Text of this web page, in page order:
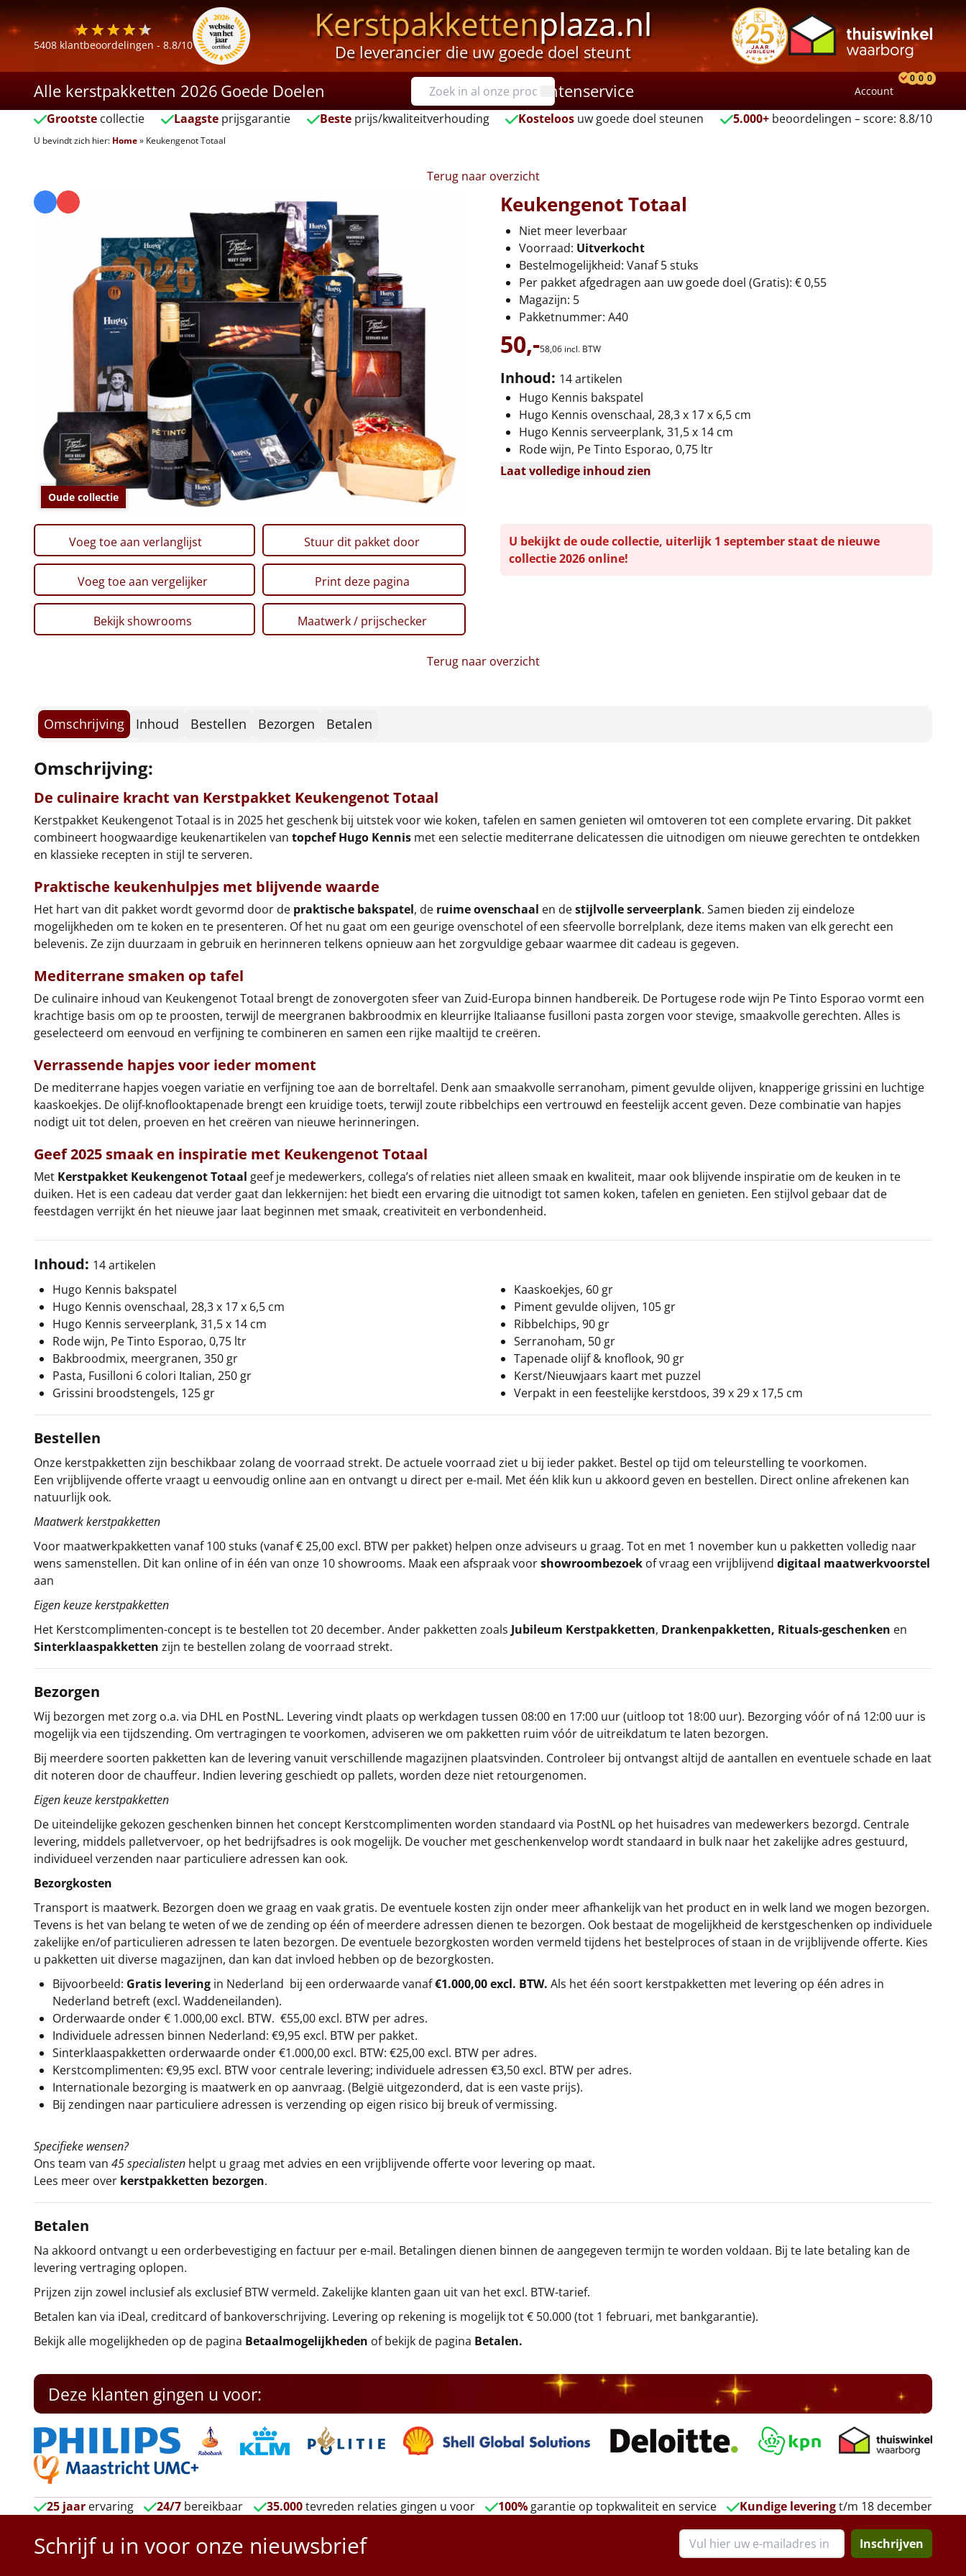
5408 klantbeoordelingen - 8.8/10 Kerstpakkettenplaza.nl
De leverancier die uw goede doel steunt
Alle kerstpakketten 2026 Goede Doelen Klantenservice Account
0 0 0
Grootste collectie Laagsteprijsgarantie Besteprijs/kwaliteitverhouding Kosteloos uw goede doel steunen 5.000+ beoordelingen – score: 8.8/10
U bevindt zich hier: Home» Keukengenot Totaal
Terug naar overzicht
Oude collectie
Keukengenot Totaal
Niet meer leverbaar
Voorraad: Uitverkocht
Bestelmogelijkheid: Vanaf 5 stuks
Per pakket afgedragen aan uw goede doel (Gratis): € 0,55
Magazijn: 5
Pakketnummer: A40
50,-58,06 incl. BTW
Inhoud: 14 artikelen
Hugo Kennis bakspatel
Hugo Kennis ovenschaal, 28,3 x 17 x 6,5 cm
Hugo Kennis serveerplank, 31,5 x 14 cm
Rode wijn, Pe Tinto Esporao, 0,75 ltr
Laat volledige inhoud zien
Voeg toe aan verlanglijst Stuur dit pakket door
Voeg toe aan vergelijker Print deze pagina
Bekijk showrooms Maatwerk / prijschecker
U bekijkt de oude collectie, uiterlijk 1 september staat de nieuwe
collectie 2026 online!
Terug naar overzicht
Omschrijving Inhoud Bestellen Bezorgen Betalen
Omschrijving:
De culinaire kracht van Kerstpakket Keukengenot Totaal
Kerstpakket Keukengenot Totaal is in 2025 het geschenk bij uitstek voor wie koken, tafelen en samen genieten wil omtoveren tot een complete ervaring. Dit pakket
combineert hoogwaardige keukenartikelen van topchef Hugo Kennis met een selectie mediterrane delicatessen die uitnodigen om nieuwe gerechten te ontdekken
en klassieke recepten in stijl te serveren.
Praktische keukenhulpjes met blijvende waarde
Het hart van dit pakket wordt gevormd door de praktische bakspatel, de ruime ovenschaal en destijlvolle serveerplank. Samen bieden zij eindeloze
mogelijkheden om te koken en te presenteren. Of het nu gaat om een geurige ovenschotel of een sfeervolle borrelplank, deze items maken van elk gerecht een
belevenis. Ze zijn duurzaam in gebruik en herinneren telkens opnieuw aan het zorgvuldige gebaar waarmee dit cadeau is gegeven.
Mediterrane smaken op tafel
De culinaire inhoud van Keukengenot Totaal brengt de zonovergoten sfeer van Zuid-Europa binnen handbereik. De Portugese rode wijn Pe Tinto Esporao vormt een
krachtige basis om op te proosten, terwijl de meergranen bakbroodmix en kleurrijke Italiaanse fusilloni pasta zorgen voor stevige, smaakvolle gerechten. Alles is
geselecteerd om eenvoud en verfijning te combineren en samen een rijke maaltijd te creëren.
Verrassende hapjes voor ieder moment
De mediterrane hapjes voegen variatie en verfijning toe aan de borreltafel. Denk aan smaakvolle serranoham, piment gevulde olijven, knapperige grissini en luchtige
kaaskoekjes. De olijf-knoflooktapenade brengt een kruidige toets, terwijl zoute ribbelchips een vertrouwd en feestelijk accent geven. Deze combinatie van hapjes
nodigt uit tot delen, proeven en het creëren van nieuwe herinneringen.
Geef 2025 smaak en inspiratie met Keukengenot Totaal
Met Kerstpakket Keukengenot Totaal geef je medewerkers, collega’s of relaties niet alleen smaak en kwaliteit, maar ook blijvende inspiratie om de keuken in te
duiken. Het is een cadeau dat verder gaat dan lekkernijen: het biedt een ervaring die uitnodigt tot samen koken, tafelen en genieten. Een stijlvol gebaar dat de
feestdagen verrijkt én het nieuwe jaar laat beginnen met smaak, creativiteit en verbondenheid.
Inhoud: 14 artikelen
Hugo Kennis bakspatel
Hugo Kennis ovenschaal, 28,3 x 17 x 6,5 cm
Hugo Kennis serveerplank, 31,5 x 14 cm
Rode wijn, Pe Tinto Esporao, 0,75 ltr
Bakbroodmix, meergranen, 350 gr
Pasta, Fusilloni 6 colori Italian, 250 gr
Grissini broodstengels, 125 gr
Kaaskoekjes, 60 gr
Piment gevulde olijven, 105 gr
Ribbelchips, 90 gr
Serranoham, 50 gr
Tapenade olijf & knoflook, 90 gr
Kerst/Nieuwjaars kaart met puzzel
Verpakt in een feestelijke kerstdoos, 39 x 29 x 17,5 cm
Bestellen
Onze kerstpakketten zijn beschikbaar zolang de voorraad strekt. De actuele voorraad ziet u bij ieder pakket. Bestel op tijd om teleurstelling te voorkomen.
Een vrijblijvende offerte vraagt u eenvoudig online aan en ontvangt u direct per e-mail. Met één klik kun u akkoord geven en bestellen. Direct online afrekenen kan
natuurlijk ook.
Maatwerk kerstpakketten
Voor maatwerkpakketten vanaf 100 stuks (vanaf € 25,00 excl. BTW per pakket) helpen onze adviseurs u graag. Tot en met 1 november kun u pakketten volledig naar
wens samenstellen. Dit kan online of in één van onze 10 showrooms. Maak een afspraak voorshowroombezoek of vraag een vrijblijvend digitaal maatwerkvoorstel
aan
Eigen keuze kerstpakketten
Het Kerstcomplimenten-concept is te bestellen tot 20 december. Ander pakketten zoals Jubileum Kerstpakketten, Drankenpakketten, Rituals-geschenken en
Sinterklaaspakketten zijn te bestellen zolang de voorraad strekt.
Bezorgen
Wij bezorgen met zorg o.a. via DHL en PostNL. Levering vindt plaats op werkdagen tussen 08:00 en 17:00 uur (uitloop tot 18:00 uur). Bezorging vóór of ná 12:00 uur is
mogelijk via een tijdszending. Om vertragingen te voorkomen, adviseren we om pakketten ruim vóór de uitreikdatum te laten bezorgen.
Bij meerdere soorten pakketten kan de levering vanuit verschillende magazijnen plaatsvinden. Controleer bij ontvangst altijd de aantallen en eventuele schade en laat
dit noteren door de chauffeur. Indien levering geschiedt op pallets, worden deze niet retourgenomen.
Eigen keuze kerstpakketten
De uiteindelijke gekozen geschenken binnen het concept Kerstcomplimenten worden standaard via PostNL op het huisadres van medewerkers bezorgd. Centrale
levering, middels palletvervoer, op het bedrijfsadres is ook mogelijk. De voucher met geschenkenvelop wordt standaard in bulk naar het zakelijke adres gestuurd,
individueel verzenden naar particuliere adressen kan ook.
Bezorgkosten
Transport is maatwerk. Bezorgen doen we graag en vaak gratis. De eventuele kosten zijn onder meer afhankelijk van het product en in welk land we mogen bezorgen.
Tevens is het van belang te weten of we de zending op één of meerdere adressen dienen te bezorgen. Ook bestaat de mogelijkheid de kerstgeschenken op individuele
zakelijke en/of particulieren adressen te laten bezorgen. De eventuele bezorgkosten worden vermeld tijdens het bestelproces of staan in de vrijblijvende offerte. Kies
u pakketten uit diverse magazijnen, dan kan dat invloed hebben op de bezorgkosten.
Bijvoorbeeld: Gratis levering in Nederland bij een orderwaarde vanaf€1.000,00 excl. BTW. Als het één soort kerstpakketten met levering op één adres in
Nederland betreft (excl. Waddeneilanden).
Orderwaarde onder € 1.000,00 excl. BTW. €55,00 excl. BTW per adres.
Individuele adressen binnen Nederland: €9,95 excl. BTW per pakket.
Sinterklaaspakketten orderwaarde onder €1.000,00 excl. BTW: €25,00 excl. BTW per adres.
Kerstcomplimenten: €9,95 excl. BTW voor centrale levering; individuele adressen €3,50 excl. BTW per adres.
Internationale bezorging is maatwerk en op aanvraag. (België uitgezonderd, dat is een vaste prijs).
Bij zendingen naar particuliere adressen is verzending op eigen risico bij breuk of vermissing.
Specifieke wensen?
Ons team van 45 specialisten helpt u graag met advies en een vrijblijvende offerte voor levering op maat.
Lees meer over kerstpakketten bezorgen.
Betalen
Na akkoord ontvangt u een orderbevestiging en factuur per e-mail. Betalingen dienen binnen de aangegeven termijn te worden voldaan. Bij te late betaling kan de
levering vertraging oplopen.
Prijzen zijn zowel inclusief als exclusief BTW vermeld. Zakelijke klanten gaan uit van het excl. BTW-tarief.
Betalen kan via iDeal, creditcard of bankoverschrijving. Levering op rekening is mogelijk tot € 50.000 (tot 1 februari, met bankgarantie).
Bekijk alle mogelijkheden op de pagina Betaalmogelijkheden of bekijk de pagina Betalen.
Deze klanten gingen u voor:
25 jaar ervaring 24/7 bereikbaar 35.000tevreden relaties gingen u voor 100%garantie op topkwaliteit en service Kundige leveringt/m 18 december
Schrijf u in voor onze nieuwsbrief Inschrijven